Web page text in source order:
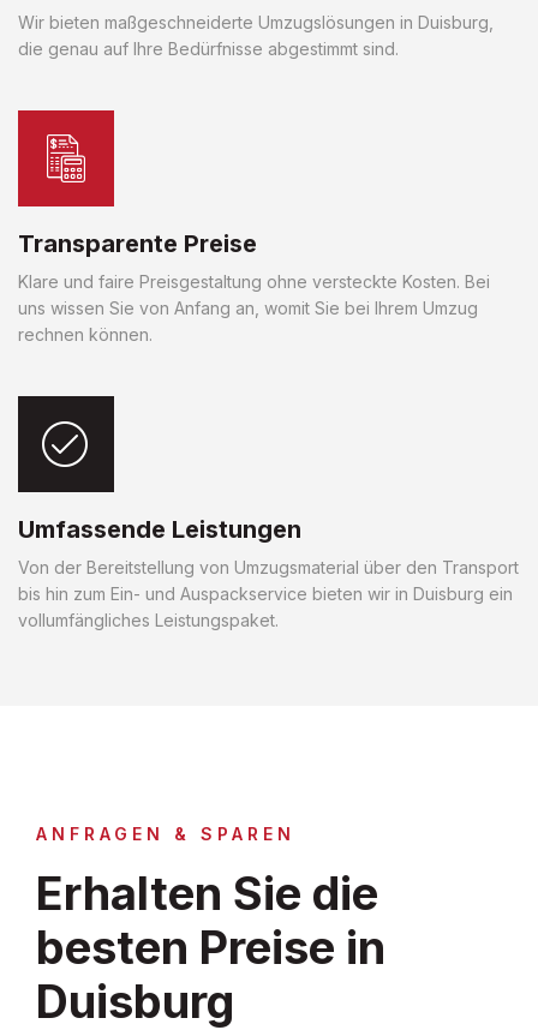
Wir bieten maßgeschneiderte Umzugslösungen in Duisburg,
die genau auf Ihre Bedürfnisse abgestimmt sind.
Transparente Preise
Klare und faire Preisgestaltung ohne versteckte Kosten. Bei
uns wissen Sie von Anfang an, womit Sie bei Ihrem Umzug
rechnen können.
Umfassende Leistungen
Von der Bereitstellung von Umzugsmaterial über den Transport
bis hin zum Ein- und Auspackservice bieten wir in Duisburg ein
vollumfängliches Leistungspaket.
ANFRAGEN & SPAREN
Erhalten Sie die
besten Preise in
Duisburg